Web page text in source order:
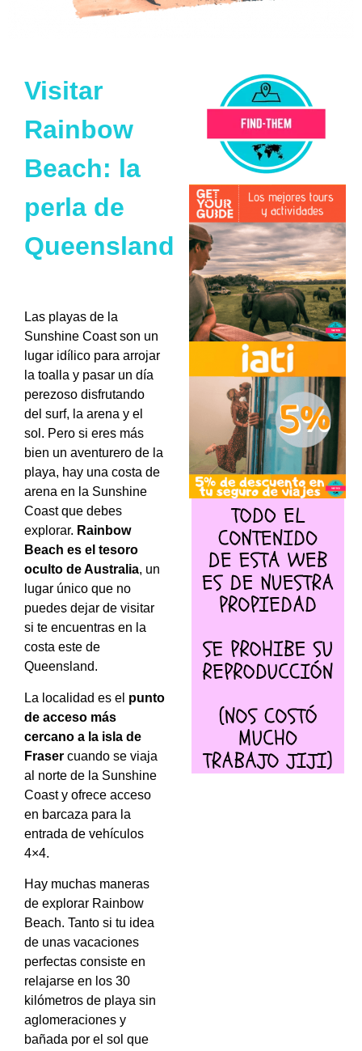
Visitar
Rainbow
Beach: la
perla de
Queensland
Las playas de la
Sunshine Coast son un
lugar idílico para arrojar
la toalla y pasar un día
perezoso disfrutando
del surf, la arena y el
sol. Pero si eres más
bien un aventurero de la
playa, hay una costa de
arena en la Sunshine
Coast que debes
explorar. Rainbow
Beach es el tesoro
oculto de Australia, un
lugar único que no
puedes dejar de visitar
si te encuentras en la
costa este de
Queensland.
La localidad es el punto
de acceso más
cercano a la isla de
Fraser cuando se viaja
al norte de la Sunshine
Coast y ofrece acceso
en barcaza para la
entrada de vehículos
4×4.
Hay muchas maneras
de explorar Rainbow
Beach. Tanto si tu idea
de unas vacaciones
perfectas consiste en
relajarse en los 30
kilómetros de playa sin
aglomeraciones y
bañada por el sol que